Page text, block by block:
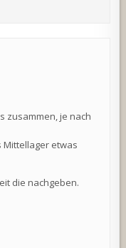
zusammen, je nach
Mittellager etwas
die nachgeben.